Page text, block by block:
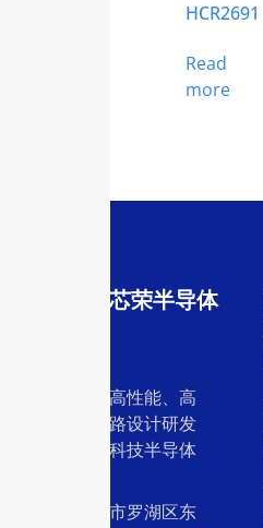
HCR2691
Read
more
深圳市禾芯荣半导体
一家专注于高性能、高
质量集成电路设计研发
和销售的高科技半导体
地址：深圳市罗湖区东